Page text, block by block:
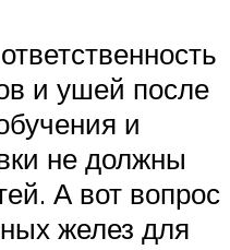
и ушей после
и
не должны
А вот вопрос
желез для